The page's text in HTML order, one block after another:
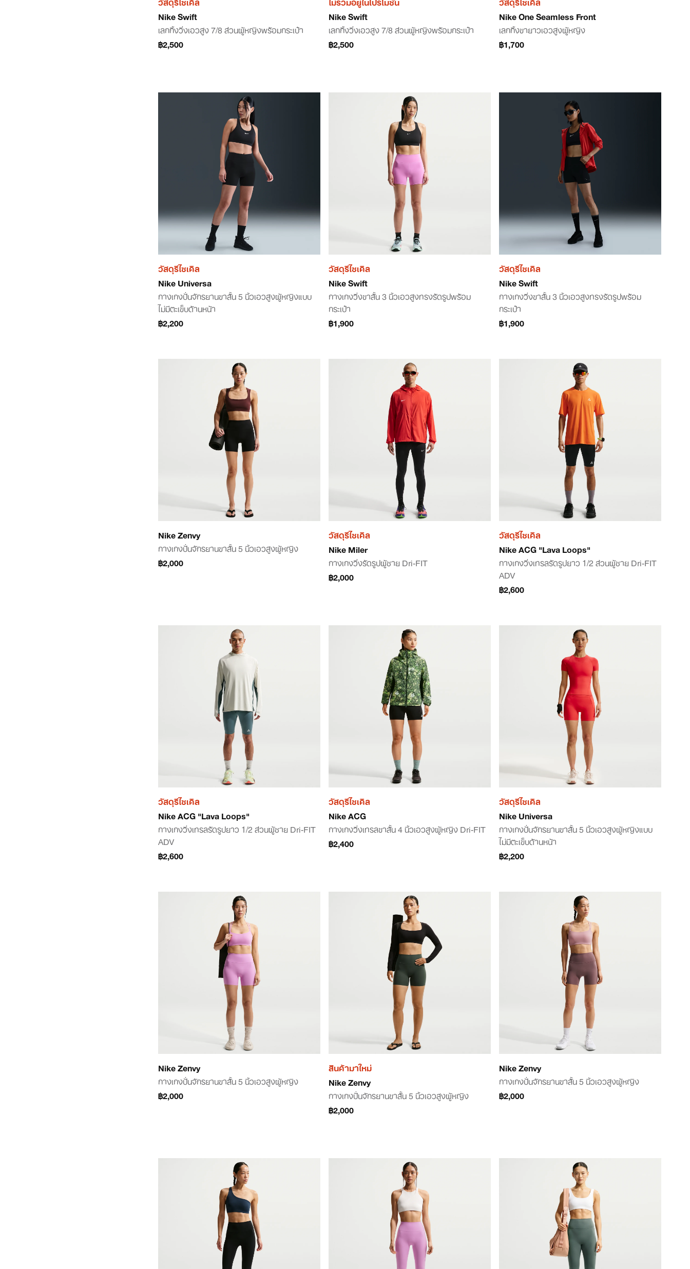
Nike Swift
เลกกิ้งวิ่งเอวสูง 7/8 ส่วนผู้หญิงพร้อมกระเป๋า
฿2,500
Nike Swift
เลกกิ้งวิ่งเอวสูง 7/8 ส่วนผู้หญิงพร้อมกระเป๋า
฿2,500
Nike One Seamless Front
เลกกิ้งขายาวเอวสูงผู้หญิง
฿1,700
วัสดุรีไซเคิล
Nike Universa
กางเกงปั่นจักรยานขาสั้น 5 นิ้วเอวสูงผู้หญิงแบบ
ไม่มีตะเข็บด้านหน้า
฿2,200
วัสดุรีไซเคิล
Nike Swift
กางเกงวิ่งขาสั้น 3 นิ้วเอวสูงทรงรัดรูปพร้อม
กระเป๋า
฿1,900
วัสดุรีไซเคิล
Nike Swift
กางเกงวิ่งขาสั้น 3 นิ้วเอวสูงทรงรัดรูปพร้อม
กระเป๋า
฿1,900
Nike Zenvy
กางเกงปั่นจักรยานขาสั้น 5 นิ้วเอวสูงผู้หญิง
฿2,000
วัสดุรีไซเคิล
Nike Miler
กางเกงวิ่งรัดรูปผู้ชาย Dri-FIT
฿2,000
วัสดุรีไซเคิล
Nike ACG "Lava Loops"
กางเกงวิ่งเทรลรัดรูปยาว 1/2 ส่วนผู้ชาย Dri-FIT
ADV
฿2,600
วัสดุรีไซเคิล
Nike ACG "Lava Loops"
กางเกงวิ่งเทรลรัดรูปยาว 1/2 ส่วนผู้ชาย Dri-FIT
ADV
฿2,600
วัสดุรีไซเคิล
Nike ACG
กางเกงวิ่งเทรลขาสั้น 4 นิ้วเอวสูงผู้หญิง Dri-FIT
฿2,400
วัสดุรีไซเคิล
Nike Universa
กางเกงปั่นจักรยานขาสั้น 5 นิ้วเอวสูงผู้หญิงแบบ
ไม่มีตะเข็บด้านหน้า
฿2,200
Nike Zenvy
กางเกงปั่นจักรยานขาสั้น 5 นิ้วเอวสูงผู้หญิง
฿2,000
สินค้ามาใหม่
Nike Zenvy
กางเกงปั่นจักรยานขาสั้น 5 นิ้วเอวสูงผู้หญิง
฿2,000
Nike Zenvy
กางเกงปั่นจักรยานขาสั้น 5 นิ้วเอวสูงผู้หญิง
฿2,000